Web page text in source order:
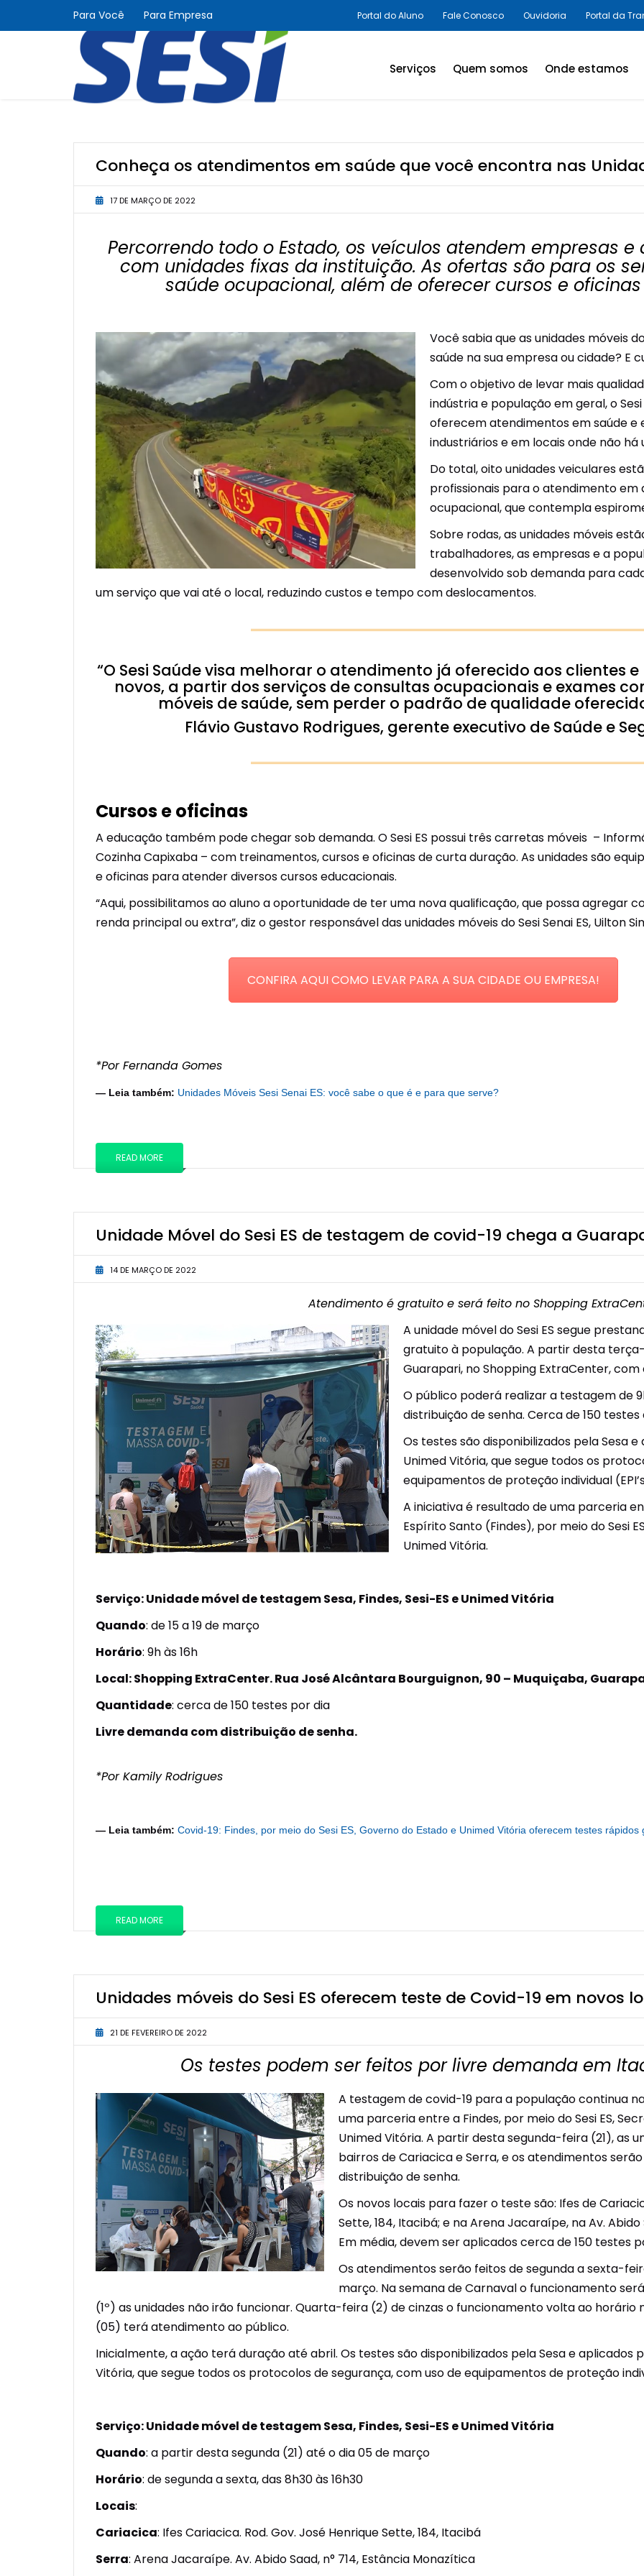
Para Você Para Empresa Portal do Aluno Fale Conosco Ouvidoria Portal da
Serviços
Programas Legais,
Avaliações Ambientais e
Laudos Técnicos
Palestras e Cursos
Consultas e Exames
Unidades Móveis
Educação In Company
Contrato de Seviços – SSI –
Saúde e Segurança na
Indústria
Quem somos Onde estamos
Conheça os atendimentos em saúde que você encontra nas
17 DE MARÇO DE 2022
Percorrendo todo o Estado, os veículos atendem empresas
com unidades fixas da instituição. As ofertas são para os
saúde ocupacional, além de oferecer cursos e
Você sabia que as unidades móveis
saúde na sua empresa ou cidade? E
Com o objetivo de levar mais
indústria e população em geral, o Sesi
oferecem atendimentos em saúde e
industriários e em locais onde não há
Do total, oito unidades veiculares
profissionais para o atendimento
ocupacional, que contempla
Sobre rodas, as unidades móveis
trabalhadores, as empresas e a
desenvolvido sob demanda para
um serviço que vai até o local, reduzindo custos e tempo com deslocamentos.
“O Sesi Saúde visa melhorar o atendimento já oferecido aos clientes
novos, a partir dos serviços de consultas ocupacionais e exames
móveis de saúde, sem perder o padrão de qualidade
Flávio Gustavo Rodrigues, gerente executivo de Saúde e
Cursos e oficinas
A educação também pode chegar sob demanda. O Sesi ES possui três carretas móveis –
Cozinha Capixaba – com treinamentos, cursos e oficinas de curta duração. As unidades são
e oficinas para atender diversos cursos educacionais.
“Aqui, possibilitamos ao aluno a oportunidade de ter uma nova qualificação, que possa agregar
renda principal ou extra”, diz o gestor responsável das unidades móveis do Sesi Senai ES, Uilton
CONFIRA AQUI COMO LEVAR PARA A SUA CIDADE OU EMPRESA!
*Por Fernanda Gomes
— Leia também: Unidades Móveis Sesi Senai ES: você sabe o que é e para que serve?
READ MORE
Unidade Móvel do Sesi ES de testagem de covid-19 chega a
14 DE MARÇO DE 2022
Atendimento é gratuito e será feito no Shopping
A unidade móvel do Sesi ES segue
gratuito à população. A partir desta
Guarapari, no Shopping ExtraCenter,
O público poderá realizar a testagem de
distribuição de senha. Cerca de 150
Os testes são disponibilizados pela Sesa
Unimed Vitória, que segue todos os
equipamentos de proteção individual
A iniciativa é resultado de uma parceria
Espírito Santo (Findes), por meio do Sesi
Unimed Vitória.
Serviço:Unidade móvel de testagem Sesa, Findes, Sesi-ES e Unimed Vitória
Quando: de 15 a 19 de março
Horário: 9h às 16h
Local:Shopping ExtraCenter. Rua José Alcântara Bourguignon, 90 – Muquiçaba,
Quantidade: cerca de 150 testes por dia
Livre demanda com distribuição de senha.
*Por Kamily Rodrigues
— Leia também: Covid-19: Findes, por meio do Sesi ES, Governo do Estado e Unimed Vitória oferecem testes
READ MORE
Unidades móveis do Sesi ES oferecem teste de Covid-19 em novos
21 DE FEVEREIRO DE 2022
Os testes podem ser feitos por livre demanda em
A testagem de covid-19 para a população continua
uma parceria entre a Findes, por meio do Sesi ES,
Unimed Vitória. A partir desta segunda-feira (21), as
bairros de Cariacica e Serra, e os atendimentos
distribuição de senha.
Os novos locais para fazer o teste são: Ifes de
Sette, 184, Itacibá; e na Arena Jacaraípe, na Av.
Em média, devem ser aplicados cerca de 150 testes
Os atendimentos serão feitos de segunda a sexta-
março. Na semana de Carnaval o funcionamento
(1º) as unidades não irão funcionar. Quarta-feira (2) de cinzas o funcionamento volta ao horário
(05) terá atendimento ao público.
Inicialmente, a ação terá duração até abril. Os testes são disponibilizados pela Sesa e aplicados
Vitória, que segue todos os protocolos de segurança, com uso de equipamentos de proteção
Serviço: Unidade móvel de testagem Sesa, Findes, Sesi-ES e Unimed Vitória
Quando: a partir desta segunda (21) até o dia 05 de março
Horário: de segunda a sexta, das 8h30 às 16h30
Locais:
Cariacica: Ifes Cariacica. Rod. Gov. José Henrique Sette, 184, Itacibá
Serra: Arena Jacaraípe. Av. Abido Saad, n° 714, Estância Monazítica